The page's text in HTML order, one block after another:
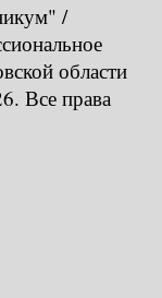
/
области
Все права